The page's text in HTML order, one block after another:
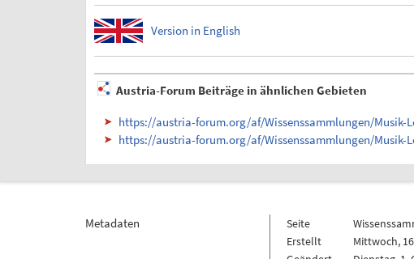
Version in English
Austria-Forum Beiträge in ähnlichen Gebieten
https://austria-forum.org/af/Wissenssammlungen/Musik-
https://austria-forum.org/af/Wissenssammlungen/Musik-
Metadaten Seite
Erstellt
Mittwoch,